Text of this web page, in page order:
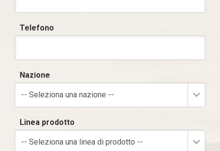
Telefono
Nazione
-- Seleziona una nazione --
Linea prodotto
-- Seleziona una linea di prodotto --